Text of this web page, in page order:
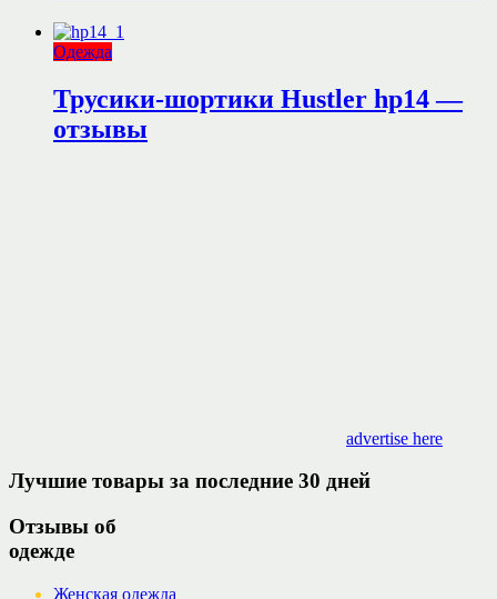
Одежда
Трусики-шортики Hustler hp14 —
отзывы
advertise here
Лучшие товары за последние 30 дней
Отзывы об
одежде
Женская одежда